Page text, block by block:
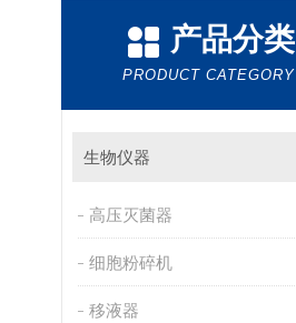
产品分类
PRODUCT CATEGORY
生物仪器
高压灭菌器
细胞粉碎机
移液器